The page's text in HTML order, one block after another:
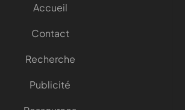
Accueil
Contact
Recherche
Publicité